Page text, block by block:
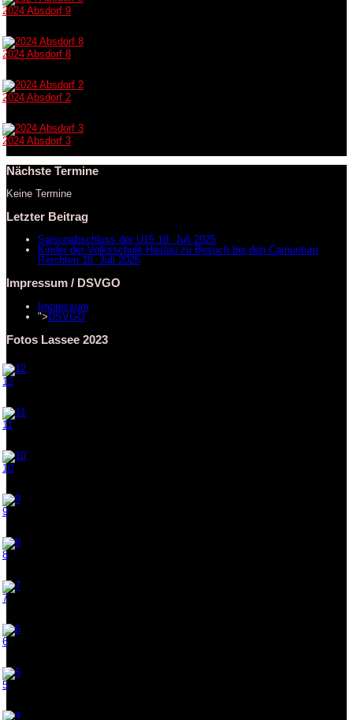
2024 Absdorf 9
2024 Absdorf 8
2024 Absdorf 2
2024 Absdorf 3
Nächste Termine
Keine Termine
Letzter Beitrag
Saisonabschluss der U15 18. Juli 2025
Kinder der Volksschule Haslau zu Besuch bei den Carnuntum
Perchten 18. Juli 2025
Impressum / DSVGO
Impressum
">DSVGO
Fotos Lassee 2023
12
11
10
9
8
7
6
5